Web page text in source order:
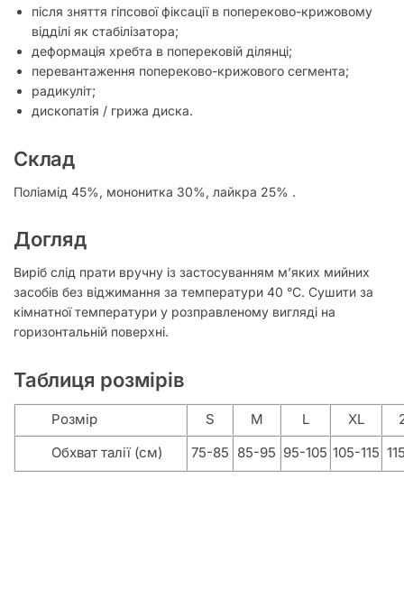
після зняття гіпсової фіксації в попереково-крижовому
відділі як стабілізатора;
деформація хребта в поперековій ділянці;
перевантаження попереково-крижового сегмента;
радикуліт;
дископатія / грижа диска.
Склад
Поліамід 45%, мононитка 30%, лайкра 25% .
Догляд
Виріб слід прати вручну із застосуванням м’яких мийних
засобів без віджимання за температури 40 °C. Сушити за
кімнатної температури у розправленому вигляді на
горизонтальній поверхні.
Таблиця розмірів
Розмір S M L XL
Обхват талії (см)
75-85 85-95 95-105 105-115